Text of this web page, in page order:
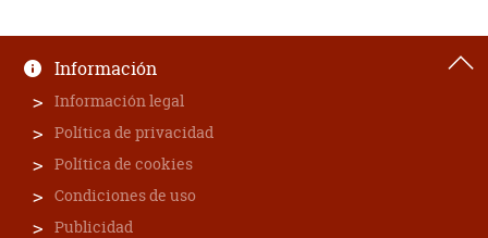
Información
Información legal
Política de privacidad
Política de cookies
Condiciones de uso
Publicidad